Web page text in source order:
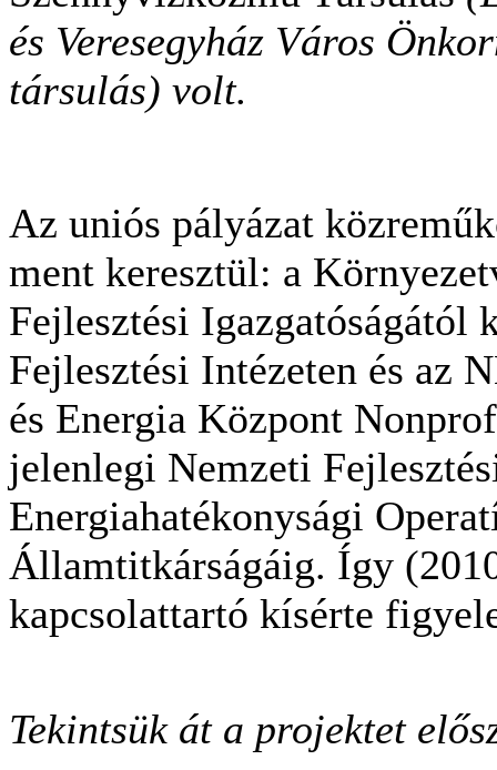
és Veresegyház Város
társulás) volt.
Az uniós pályázat
ment keresztül: a
Fejlesztési Igazgatóságától
Fejlesztési Intézeten és az
és Energia Központ
jelenlegi Nemzeti
Energiahatékonysági
Államtitkárságáig. Így
kapcsolattartó kísérte
Tekintsük át a projektet